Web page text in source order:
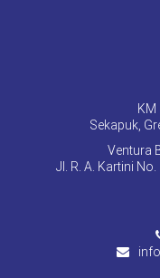
KM
Sekapuk,
Ventura
Jl. R. A. Kartini